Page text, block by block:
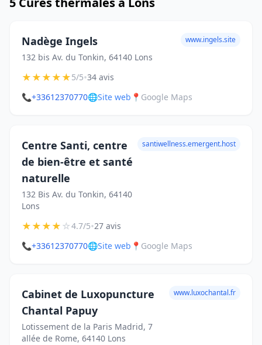
Nadège Ingels
132 bis Av. du Tonkin, 64140 Lons
www.ingels.site
★★★★★5/5•34 avis
📞+33612370770🌐Site web 📍 Google Maps
Centre Santi, centre
de bien-être et santé
naturelle
132 Bis Av. du Tonkin, 64140
Lons
santiwellness.emergent.host
★★★★☆4.7/5•27 avis
📞+33612370770🌐Site web 📍 Google Maps
Cabinet de Luxopuncture
Chantal Papuy
Lotissement de la Paris Madrid, 7
allée de Rome, 64140 Lons
www.luxochantal.fr